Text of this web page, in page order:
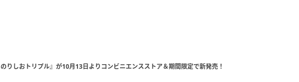
しおトリプル』が10月13日よりコンビニエンスストア＆期間限定で新発売！